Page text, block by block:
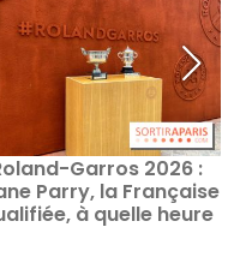
Garros 2026 :
Parry, la Française
à quelle heure